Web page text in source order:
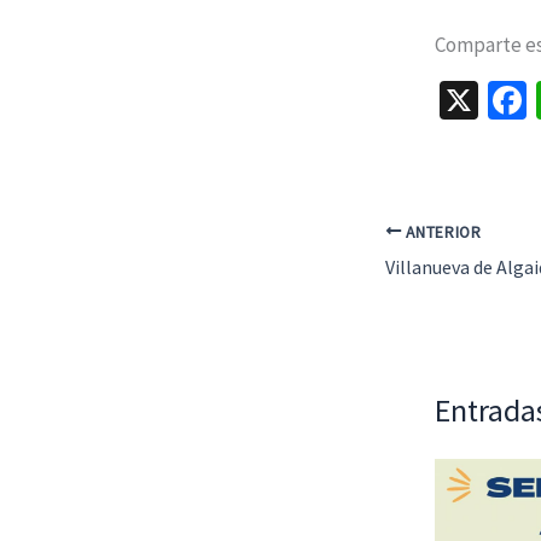
Comparte
X
ANTERIOR